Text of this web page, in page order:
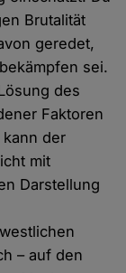
Brutalität
geredet,
sei.
des
Faktoren
der
mit
Darstellung
– auf den